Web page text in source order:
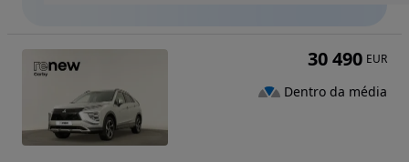
30 490 EUR
Dentro da média